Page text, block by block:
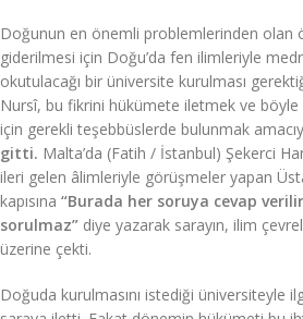
Doğunun en önemli problemlerinden olan
giderilmesi için Doğu’da fen ilimleriyle
okutulacağı bir üniversite kurulması
Nursî, bu fikrini hükümete iletmek ve
için gerekli teşebbüslerde bulunmak
gitti. Malta’da (Fatih / İstanbul) Şekerci
ileri gelen âlimleriyle görüşmeler yapan
kapısına “Burada her soruya cevap
sorulmaz” diye yazarak sarayın, ilim
üzerine çekti.
Doğuda kurulmasını istediği üniversiteyle